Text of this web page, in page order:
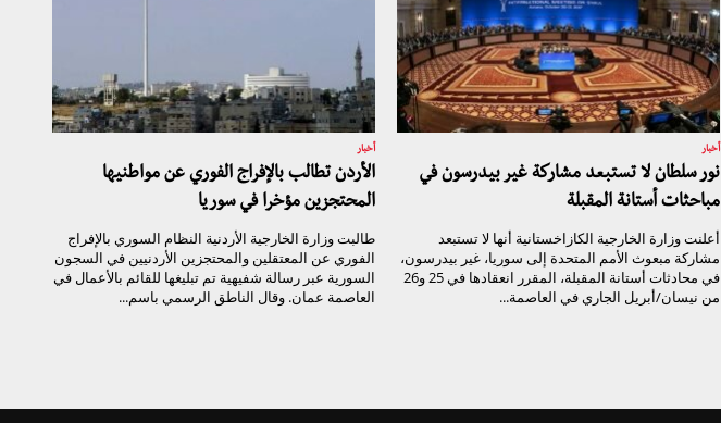
أخبار
نور سلطان لا تستبعد مشاركة غير بيدرسون في
مباحثات أستانة المقبلة
أعلنت وزارة الخارجية الكازاخستانية أنها لا تستبعد
مشاركة مبعوث الأمم المتحدة إلى سوريا، غير بيدرسون،
في محادثات أستانة المقبلة، المقرر انعقادها في 25 و26
من نيسان/أبريل الجاري في العاصمة...
أخبار
الأردن تطالب بالإفراج الفوري عن مواطنيها
المحتجزين مؤخرا في سوريا
طالبت وزارة الخارجية الأردنية النظام السوري بالإفراج
الفوري عن المعتقلين والمحتجزين الأردنيين في السجون
السورية عبر رسالة شفيهية تم تبليغها للقائم بالأعمال في
العاصمة عمان. وقال الناطق الرسمي باسم...